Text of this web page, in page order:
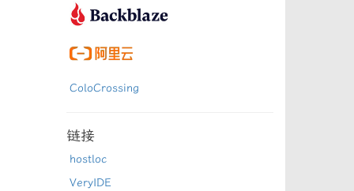
ColoCrossing
链接
hostloc
VeryIDE